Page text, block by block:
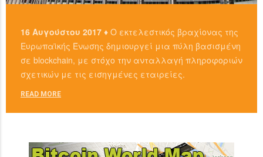
16 Αυγούστου 2017 ♦ Ο εκτελεστικός βραχίονας της
Ευρωπαϊκής Ένωσης δημιουργεί μια πύλη βασισμένη
σε blockchain, με στόχο την ανταλλαγή πληροφοριών
σχετικών με τις εισηγμένες εταιρείες.
READ MORE